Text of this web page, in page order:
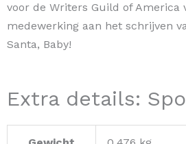
voor de Writers Guild of America
medewerking aan het schrijven
Santa, Baby!
Extra details: